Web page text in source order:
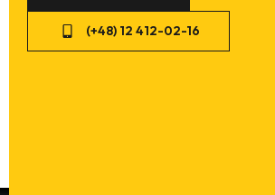
(+48) 12 412-02-16